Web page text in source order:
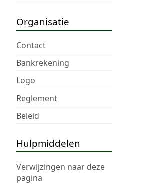
Organisatie
Contact
Bankrekening
Logo
Reglement
Beleid
Hulpmiddelen
Verwijzingen naar deze
pagina